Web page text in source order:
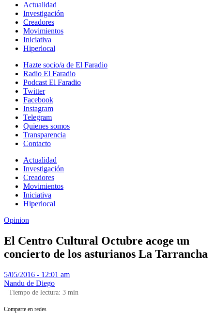
Actualidad
Investigación
Creadores
Movimientos
Iniciativa
Hiperlocal
Hazte socio/a de El Faradio
Radio El Faradio
Podcast El Faradio
Twitter
Facebook
Instagram
Telegram
Quienes somos
Transparencia
Contacto
Actualidad
Investigación
Creadores
Movimientos
Iniciativa
Hiperlocal
Opinion
El Centro Cultural Octubre acoge un
concierto de los asturianos La Tarrancha
5/05/2016 - 12:01 am
Nandu de Diego
Tiempo de lectura: 3 min
Comparte en redes